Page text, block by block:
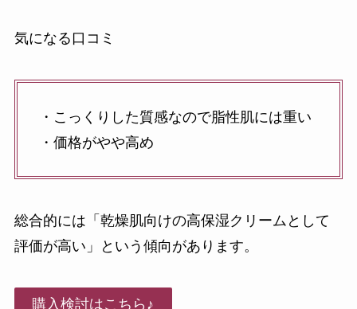
気になる口コミ
・こっくりした質感なので脂性肌には重い
・価格がやや高め
総合的には「乾燥肌向けの高保湿クリームとして
評価が高い」という傾向があります。
購入検討はこちら♪